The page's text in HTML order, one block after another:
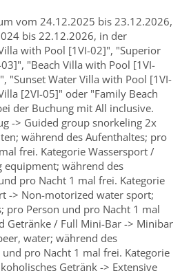
vom 24.12.2025 bis 23.12.2026,
bis 22.12.2026, in der
with Pool [1VI-02]", "Superior
"Beach Villa with Pool [1VI-
"Sunset Water Villa with Pool [1VI-
[2VI-05]" oder "Family Beach
der Buchung mit All inclusive.
-> Guided group snorkeling 2x
während des Aufenthaltes; pro
frei. Kategorie Wassersport /
equipment; während des
pro Nacht 1 mal frei. Kategorie
-> Non-motorized water sport;
pro Person und pro Nacht 1 mal
Getränke / Full Mini-Bar -> Minibar
water; während des
pro Nacht 1 mal frei. Kategorie
Getränk -> Extensive